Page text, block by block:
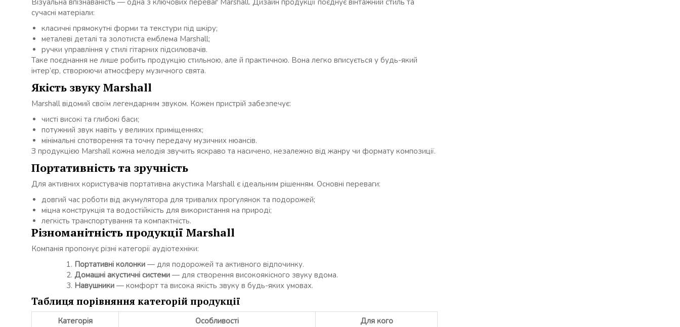
Візуальна впізнаваність — одна з ключових переваг Marshall. Дизайн продукції поєднує вінтажний стиль та
сучасні матеріали:
класичні прямокутні форми та текстури під шкіру;
металеві деталі та золотиста емблема Marshall;
ручки управління у стилі гітарних підсилювачів.
Таке поєднання не лише робить продукцію стильною, але й практичною. Вона легко вписується у будь-який
інтер’єр, створюючи атмосферу музичного свята.
Якість звуку Marshall
Marshall відомий своїм легендарним звуком. Кожен пристрій забезпечує:
чисті високі та глибокі баси;
потужний звук навіть у великих приміщеннях;
мінімальні спотворення та точну передачу музичних нюансів.
З продукцією Marshall кожна мелодія звучить яскраво та насичено, незалежно від жанру чи формату композиції.
Портативність та зручність
Для активних користувачів портативна акустика Marshall є ідеальним рішенням. Основні переваги:
довгий час роботи від акумулятора для тривалих прогулянок та подорожей;
міцна конструкція та водостійкість для використання на природі;
легкість транспортування та компактність.
Різноманітність продукції Marshall
Компанія пропонує різні категорії аудіотехніки:
Портативні колонки — для подорожей та активного відпочинку.
Домашні акустичні системи — для створення високоякісного звуку вдома.
Навушники — комфорт та висока якість звуку в будь-яких умовах.
Таблиця порівняння категорій продукції
Категорія Особливості
Для кого